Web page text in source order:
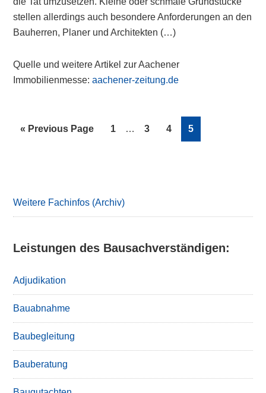
stellen allerdings auch besondere Anforderungen an den
Bauherren, Planer und Architekten (…)
Quelle und weitere Artikel zur Aachener
Immobilienmesse:aachener-zeitung.de
« Go
Previous Page Page
1
Interim
… Page
3 Page
4 Page
5
Weitere Fachinfos (Archiv)
Leistungen des Bausachverständigen:
Adjudikation
Bauabnahme
Baubegleitung
Bauberatung